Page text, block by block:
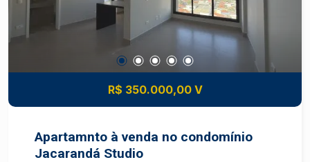
R$ 350.000,00 V
Apartamnto à venda no condomínio
Jacarandá Studio